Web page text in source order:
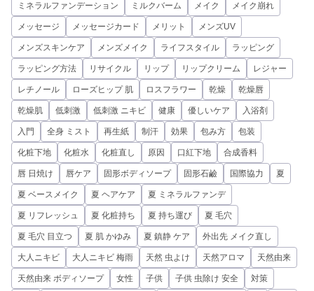
ミネラルファンデーション ミルクバーム メイク メイク崩れ
メッセージ メッセージカード メリット メンズUV
メンズスキンケア メンズメイク ライフスタイル ラッピング
ラッピング方法 リサイクル リップ リップクリーム レジャー
レチノール ローズヒップ 肌 ロスフラワー 乾燥 乾燥唇
乾燥肌 低刺激 低刺激 ニキビ 健康 優しいケア 入浴剤
入門 全身 ミスト 再生紙 制汗 効果 包み方 包装
化粧下地 化粧水 化粧直し 原因 口紅下地 合成香料
唇 日焼け 唇ケア 固形ボディソープ 固形石鹼 国際協力 夏
夏 ベースメイク 夏 ヘアケア 夏 ミネラルファンデ
夏 リフレッシュ 夏 化粧持ち 夏 持ち運び 夏 毛穴
夏 毛穴 目立つ 夏 肌 かゆみ 夏 鎮静 ケア 外出先 メイク直し
大人ニキビ 大人ニキビ 梅雨 天然 虫よけ 天然アロマ 天然由来
天然由来 ボディソープ 女性 子供 子供 虫除け 安全 対策